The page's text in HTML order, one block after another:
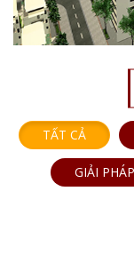
TẤT CẢ
GIẢI